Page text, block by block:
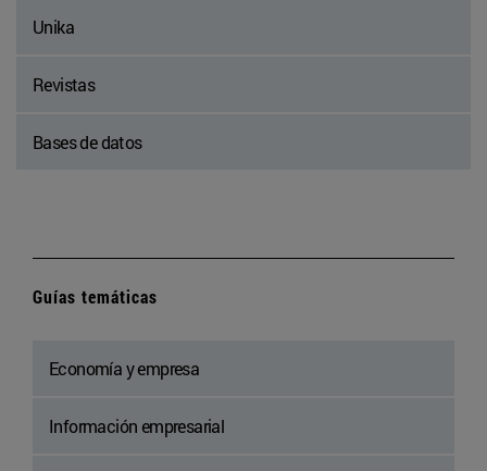
Unika
Revistas
Bases de datos
Guías temáticas
Economía y empresa
Información empresarial